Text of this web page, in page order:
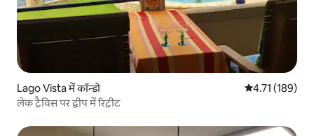
Lago Vista में कॉन्डो औसत रेटिंग 5 में से
4.71 (189)
लेक ट्रैविस पर द्वीप में रिट्रीट